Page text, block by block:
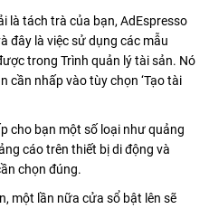
là tách trà của bạn, AdEspresso
đây là việc sử dụng các mẫu
trong Trình quản lý tài sản. Nó
cần nhấp vào tùy chọn ‘Tạo tài
cho bạn một số loại như quảng
cáo trên thiết bị di động và
chọn đúng.
một lần nữa cửa sổ bật lên sẽ